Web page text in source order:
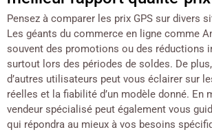
Pensez à comparer les prix GPS sur divers
Les géants du commerce en ligne comme
souvent des promotions ou des réductions
surtout lors des périodes de soldes. De
d’autres utilisateurs peut vous éclairer sur
réelles et la fiabilité d’un modèle donné. En
vendeur spécialisé peut également vous
qui répondra au mieux à vos besoins